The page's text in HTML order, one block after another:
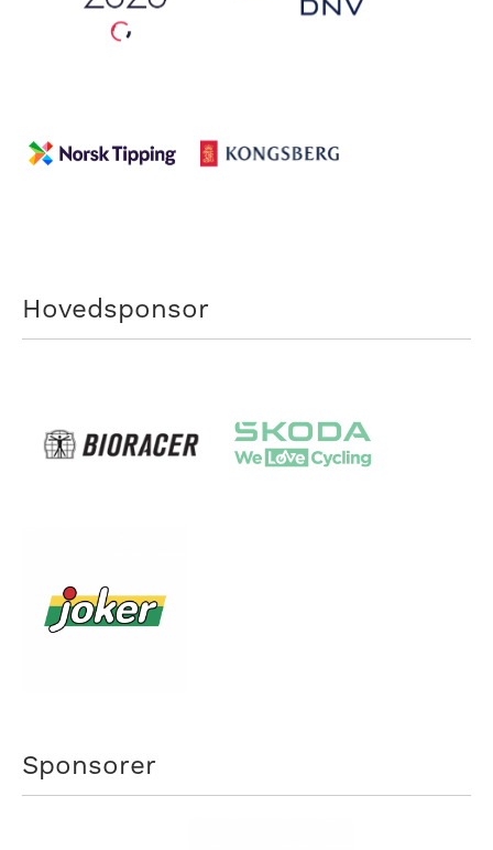
Hovedsponsor
Sponsorer